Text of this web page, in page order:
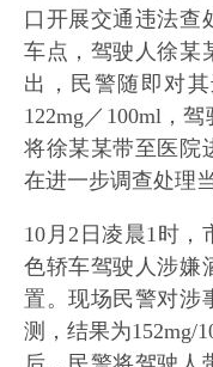
口开展交通违法查
车点，驾驶人徐某
出，民警随即对
122mg／100ml，
将徐某某带至医院
在进一步调查处理当
10月2日凌晨1时
色轿车驾驶人涉嫌
置。现场民警对涉
测，结果为152mg/